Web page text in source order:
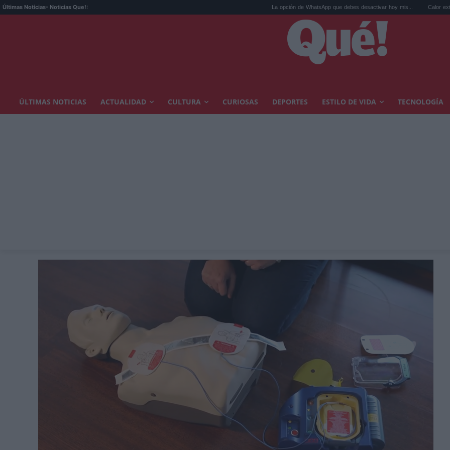
Últimas Noticias- Noticias Que!: La opción de WhatsApp que debes desactivar hoy mis... Calor extremo y ansiedad:
ÚLTIMAS NOTICIAS ACTUALIDAD CULTURA CURIOSAS DEPORTES ESTILO DE VIDA TECNOLOGÍA